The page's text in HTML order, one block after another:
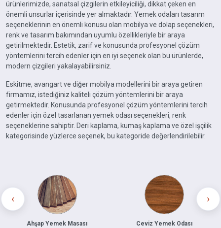
ürünlerimizde, sanatsal çizgilerin etkileyiciliği, dikkat çeken en
önemli unsurlar içerisinde yer almaktadır. Yemek odaları tasarım
seçeneklerinin en önemli konusu olan mobilya ve dolap seçenekleri,
renk ve tasarım bakımından uyumlu özellikleriyle bir araya
getirilmektedir. Estetik, zarif ve konusunda profesyonel çözüm
yöntemlerini tercih edenler için en iyi seçenek olan bu ürünlerde,
modern çizgileri yakalayabilirsiniz.
Eskitme, avangart ve diğer mobilya modellerini bir araya getiren
firmamız, istediğiniz kaliteli çözüm yöntemlerini bir araya
getirmektedir. Konusunda profesyonel çözüm yöntemlerini tercih
edenler için özel tasarlanan yemek odası seçenekleri, renk
seçeneklerine sahiptir. Deri kaplama, kumaş kaplama ve özel işçilik
kategorisinde yüzlerce seçenek, bu kategoride değerlendirilebilir.
Ceviz Yemek Odası Siyah Yemek Odası
‹ ›